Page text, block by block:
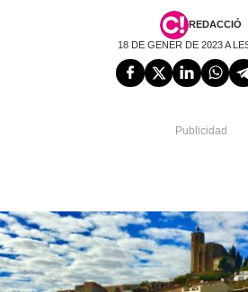
REDACCIÓ
18 DE GENER DE 2023 A